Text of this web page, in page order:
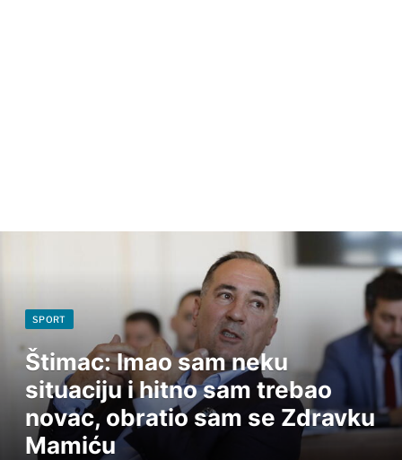
SPORT
Štimac: Imao sam neku
situaciju i hitno sam trebao
novac, obratio sam se Zdravku
Mamiću